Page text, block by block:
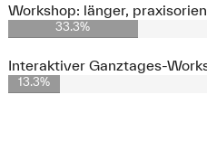
Workshop: länger,
33.3%
Interaktiver Ganztages-
13.3%